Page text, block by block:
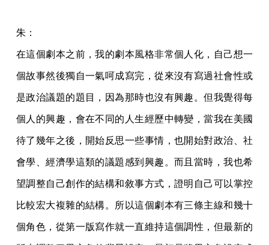
朱：
在這個劇本之前，我的劇本風格非常個人化，自己想一
個故事然後獨自一氣呵成寫完，從來沒有寫過社會性或
是政治議題的題目，因為那時也沒有興趣。但我覺得每
個人的興趣，會在不同的人生經歷中轉變，當我在美國
待了幾年之後，開始反思一些事情，也開始對政治、社
會學、經濟學這類的議題感到興趣。而且當時，我也希
望調整自己創作的結構和敘事方式，證明自己可以掌控
比較宏大複雜的結構。所以這個劇本有三條主線和幾十
個角色，從第一版寫作就一直維持這個調性，但最新的